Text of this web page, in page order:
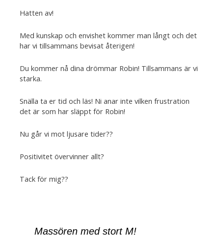
Hatten av!
Med kunskap och envishet kommer man långt och det
har vi tillsammans bevisat återigen!
Du kommer nå dina drömmar Robin! Tillsammans är vi
starka.
Snälla ta er tid och läs! Ni anar inte vilken frustration
det är som har släppt för Robin!
Nu går vi mot ljusare tider??
Positivitet övervinner allt?
Tack för mig??
Massören med stort M!